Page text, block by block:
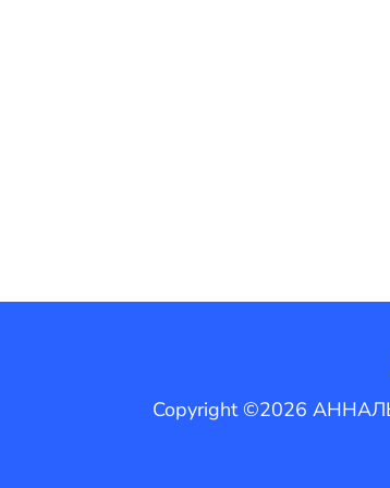
Copyright ©2026